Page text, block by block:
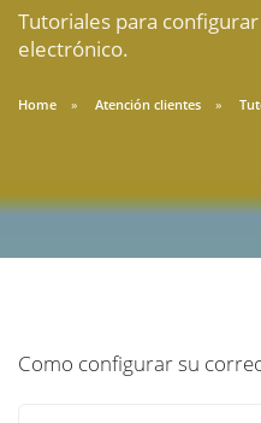
Tutoriales para
electrónico.
Home Atención clientes
Como configurar su